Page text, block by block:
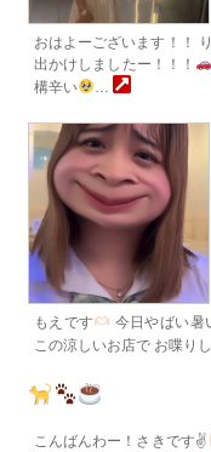
おはよーございます！！
出かけしましたー！！！
構辛い
…
もえです
今日やばい暑
この涼しいお店で お喋り
こんばんわー！さきです✌